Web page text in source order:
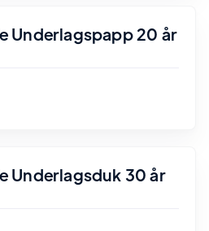
Underlagspapp 20 år
Underlagsduk 30 år